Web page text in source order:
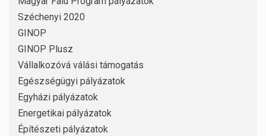
Széchenyi 2020
GINOP
GINOP Plusz
Vállalkozóvá válási támogatás
Egészségügyi pályázatok
Egyházi pályázatok
Energetikai pályázatok
Építészeti pályázatok